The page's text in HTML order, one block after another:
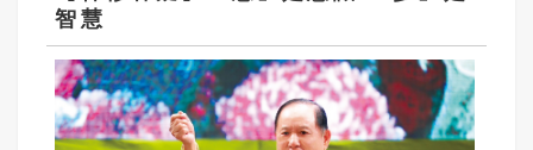
智慧